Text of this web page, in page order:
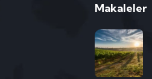
Makaleler